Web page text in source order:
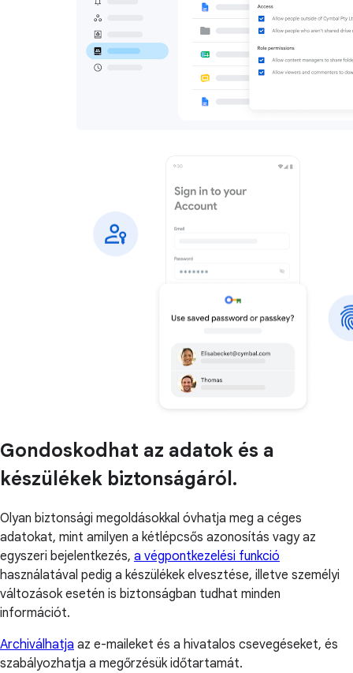
Gondoskodhat az adatok és a
készülékek biztonságáról.
Olyan biztonsági megoldásokkal óvhatja meg a céges
adatokat, mint amilyen a kétlépcsős azonosítás vagy az
egyszeri bejelentkezés, a végpontkezelési funkció
használatával pedig a készülékek elvesztése, illetve személyi
változások esetén is biztonságban tudhat minden
információt.
Archiválhatja az e-maileket és a hivatalos csevegéseket, és
szabályozhatja a megőrzésük időtartamát.